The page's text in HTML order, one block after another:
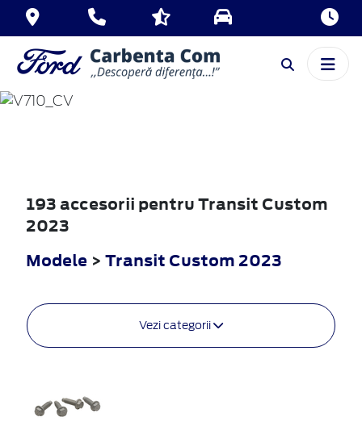
TRANSIT
CUSTOM
193 accesorii pentru Transit Custom
2023
Modele > Transit Custom 2023
Vezi categorii